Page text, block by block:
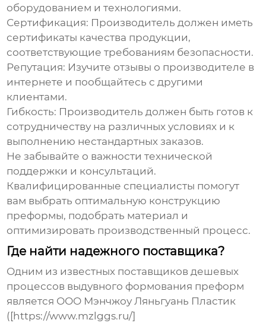
оборудованием и технологиями.
Сертификация: Производитель должен иметь
сертификаты качества продукции,
соответствующие требованиям безопасности.
Репутация: Изучите отзывы о производителе в
интернете и пообщайтесь с другими
клиентами.
Гибкость: Производитель должен быть готов к
сотрудничеству на различных условиях и к
выполнению нестандартных заказов.
Не забывайте о важности технической
поддержки и консультаций.
Квалифицированные специалисты помогут
вам выбрать оптимальную конструкцию
преформы, подобрать материал и
оптимизировать производственный процесс.
Где найти надежного поставщика?
Одним из известных поставщиковдешевых
процессов выдувного формования преформ
является ООО Мэнчжоу Ляньгуань Пластик
([https://www.mzlggs.ru/]